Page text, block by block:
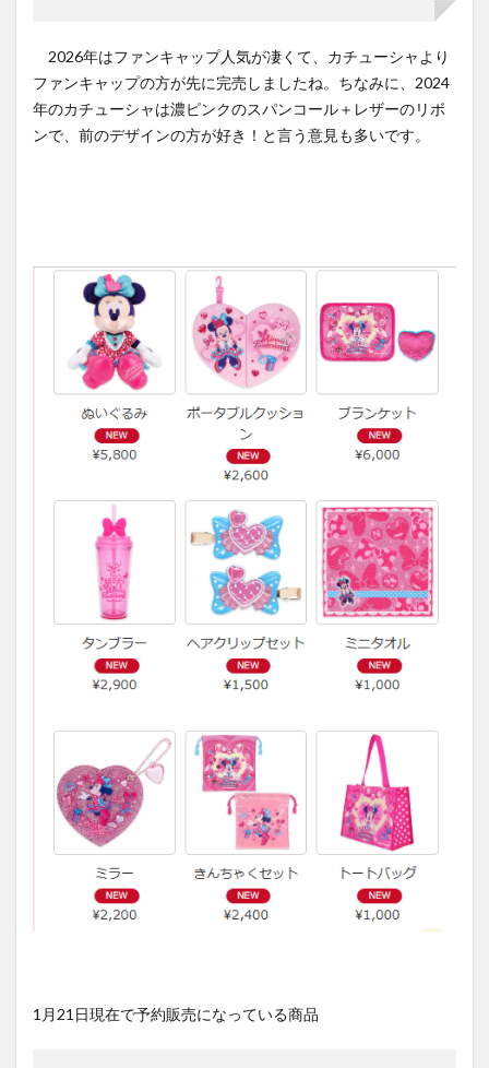
2026年はファンキャップ人気が凄くて、カチューシャより
ファンキャップの方が先に完売しましたね。ちなみに、2024
年のカチューシャは濃ピンクのスパンコール＋レザーのリボ
ンで、前のデザインの方が好き！と言う意見も多いです。
1月21日現在で予約販売になっている商品